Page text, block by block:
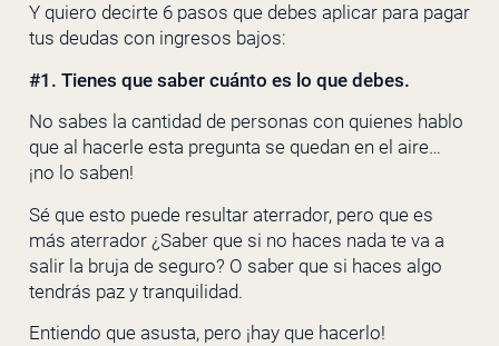
Y quiero decirte 6 pasos que debes aplicar para pagar
tus deudas con ingresos bajos:
#1. Tienes que saber cuánto es lo que debes.
No sabes la cantidad de personas con quienes hablo
que al hacerle esta pregunta se quedan en el aire…
¡no lo saben!
Sé que esto puede resultar aterrador, pero que es
más aterrador ¿Saber que si no haces nada te va a
salir la bruja de seguro? O saber que si haces algo
tendrás paz y tranquilidad.
Entiendo que asusta, pero ¡hay que hacerlo!